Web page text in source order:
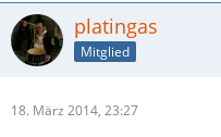
platingas
Mitglied
18. März 2014, 23:27